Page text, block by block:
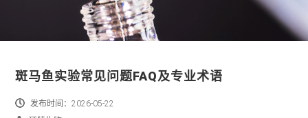
斑马鱼实验常见问题FAQ及专业术语
发布时间：2026-05-22